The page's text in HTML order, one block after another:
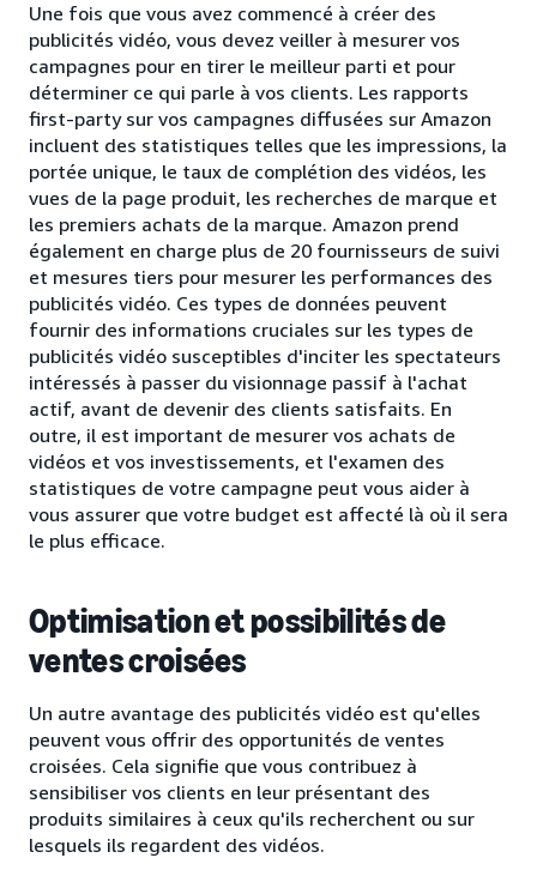
Une fois que vous avez commencé à créer des
publicités vidéo, vous devez veiller à mesurer vos
campagnes pour en tirer le meilleur parti et pour
déterminer ce qui parle à vos clients. Les rapports
first-party sur vos campagnes diffusées sur Amazon
incluent des statistiques telles que les impressions, la
portée unique, le taux de complétion des vidéos, les
vues de la page produit, les recherches de marque et
les premiers achats de la marque. Amazon prend
également en charge plus de 20 fournisseurs de suivi
et mesures tiers pour mesurer les performances des
publicités vidéo. Ces types de données peuvent
fournir des informations cruciales sur les types de
publicités vidéo susceptibles d'inciter les spectateurs
intéressés à passer du visionnage passif à l'achat
actif, avant de devenir des clients satisfaits. En
outre, il est important de mesurer vos achats de
vidéos et vos investissements, et l'examen des
statistiques de votre campagne peut vous aider à
vous assurer que votre budget est affecté là où il sera
le plus efficace.
Optimisation et possibilités de
ventes croisées
Un autre avantage des publicités vidéo est qu'elles
peuvent vous offrir des opportunités de ventes
croisées. Cela signifie que vous contribuez à
sensibiliser vos clients en leur présentant des
produits similaires à ceux qu'ils recherchent ou sur
lesquels ils regardent des vidéos.